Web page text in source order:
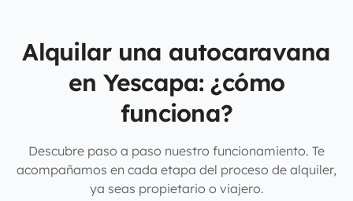
Alquilar una autocaravana
en Yescapa: ¿cómo
funciona?
Descubre paso a paso nuestro funcionamiento. Te
acompañamos en cada etapa del proceso de alquiler,
ya seas propietario o viajero.